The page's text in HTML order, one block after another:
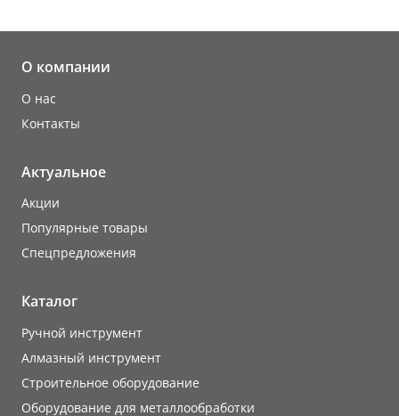
О компании
О нас
Контакты
Актуальное
Акции
Популярные товары
Cпецпредложения
Каталог
Ручной инструмент
Алмазный инструмент
Строительное оборудование
Оборудование для металлообработки